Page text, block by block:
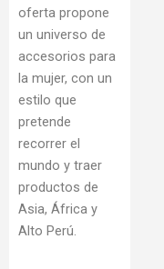
oferta propone
un universo de
accesorios para
la mujer, con un
estilo que
pretende
recorrer el
mundo y traer
productos de
Asia, África y
Alto Perú.